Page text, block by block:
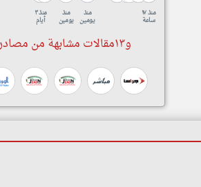
منذ ٣
أيام
منذ
يومين
منذ
يومين
منذ ١٧
ساعة
و١٣مقالات مشابهة من مصادر أخرى